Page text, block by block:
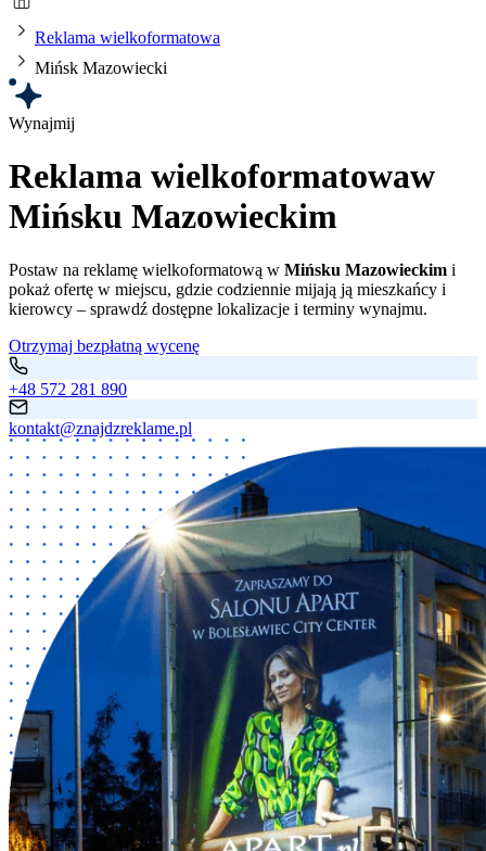
Reklama wielkoformatowa
Mińsk Mazowiecki
Wynajmij
Reklama wielkoformatowaw
Mińsku Mazowieckim
Postaw na reklamę wielkoformatową w Mińsku Mazowieckim i
pokaż ofertę w miejscu, gdzie codziennie mijają ją mieszkańcy i
kierowcy – sprawdź dostępne lokalizacje i terminy wynajmu.
Otrzymaj bezpłatną wycenę
+48 572 281 890
kontakt@znajdzreklame.pl